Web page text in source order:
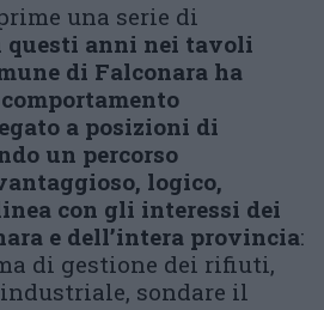
una serie di
questi anni nei tavoli
di Falconara ha
a posizioni di
un percorso
logico,
con gli interessi dei
e dell’intera provincia:
di gestione dei rifiuti,
sondare il